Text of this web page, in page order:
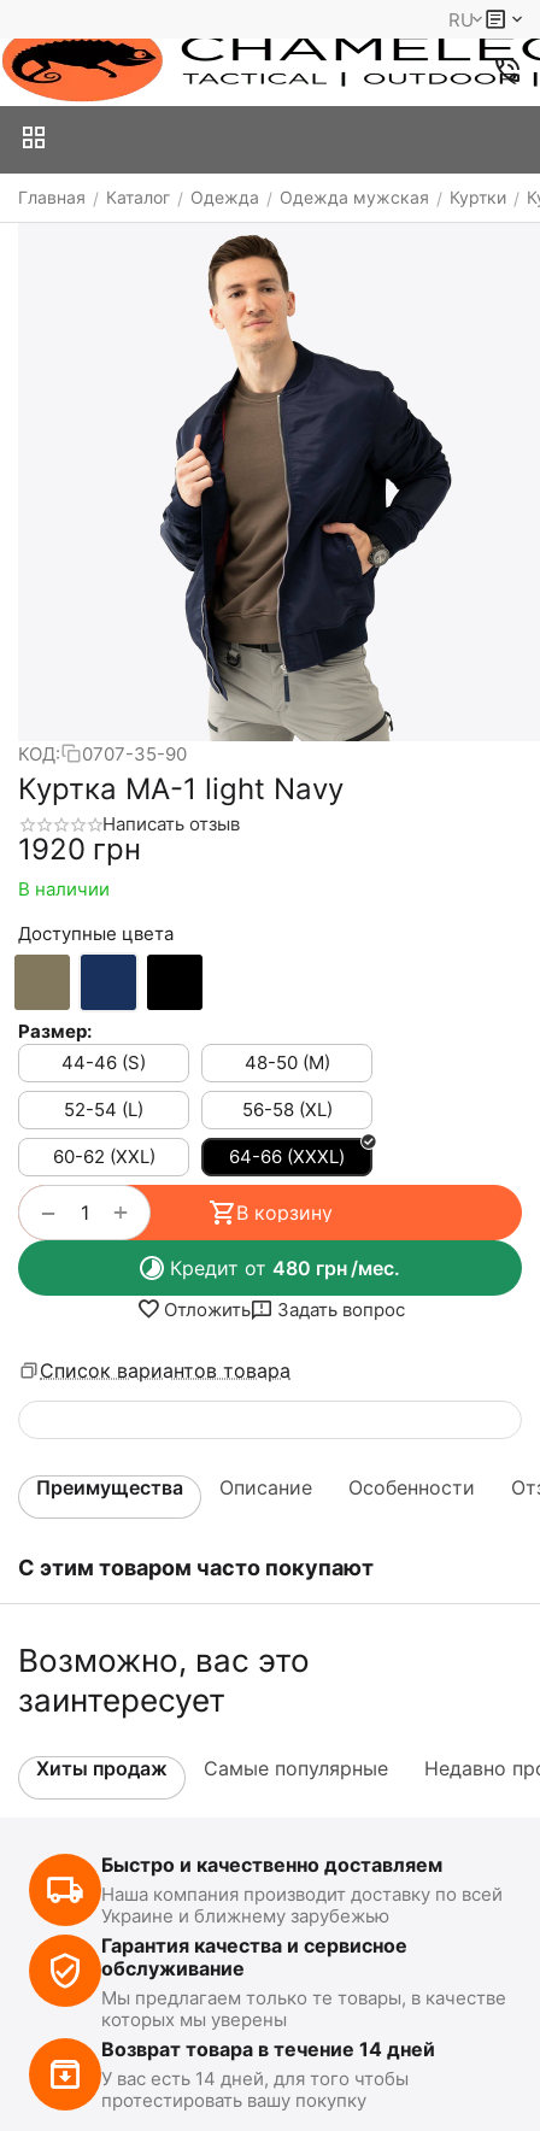
RU
Главная / Каталог / Одежда / Одежда мужская / Куртки /
КОД: 0707-35-90
Куртка MA-1 light Navy
Написать отзыв
‍1920‍ грн
В наличии
Доступные цвета
Размер:
44-46 (S)
48-50 (M)
52-54 (L) 56-58 (XL)
60-62 (XXL) 64-66 (ХХХL)
+
− В корзину
Кредит от 480 грн/мес.
Отложить Задать вопрос
Список вариантов товара
Преимущества Описание Особенности
С этим товаром часто покупают
Возможно, вас это
заинтересует
Хиты продаж Самые популярные Недавно
Быстро и качественно доставляем
Наша компания производит доставку по всей
Украине и ближнему зарубежью
Гарантия качества и сервисное
обслуживание
Мы предлагаем только те товары, в качестве
которых мы уверены
Возврат товара в течение 14 дней
У вас есть 14 дней, для того чтобы
протестировать вашу покупку